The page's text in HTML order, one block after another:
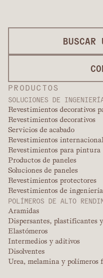
PRODUCTOS
SOLUCIONES DE
Revestimientos decorativos
Revestimientos decorativos
Servicios de acabado
Revestimientos
Revestimientos para pintura
Productos de paneles
Soluciones de paneles
Revestimientos protectores
Revestimientos de
POLÍMEROS DE ALTO
Aramidas
Dispersantes, plastificantes
Elastómeros
Intermedios y aditivos
Disolventes
Urea, melamina y polímeros
BUSCAR